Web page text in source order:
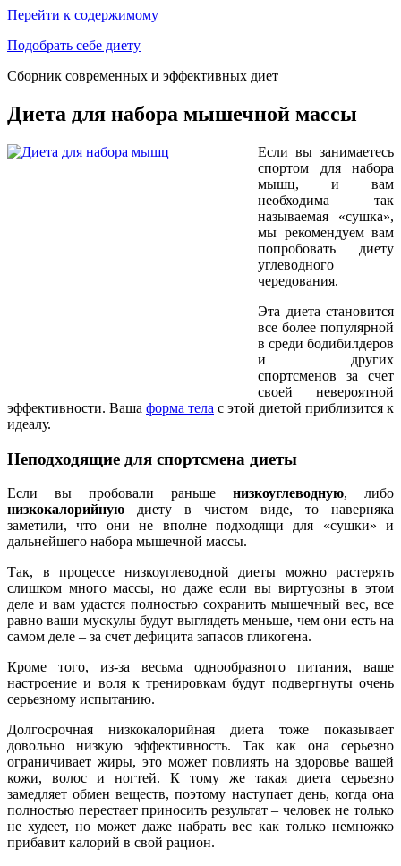
Перейти к содержимому
Подобрать себе диету
Сборник современных и эффективных диет
Диета для набора мышечной массы
Если вы занимаетесь
спортом для набора
мышц, и вам
необходима так
называемая «сушка»,
мы рекомендуем вам
попробовать диету
углеводного
чередования.
Эта диета становится
все более популярной
в среди бодибилдеров
и других
спортсменов за счет
своей невероятной
эффективности. Ваша форма тела с этой диетой приблизится к
идеалу.
Неподходящие для спортсмена диеты
Если вы пробовали раньше низкоуглеводную, либо
низкокалорийную диету в чистом виде, то наверняка
заметили, что они не вполне подходящи для «сушки» и
дальнейшего набора мышечной массы.
Так, в процессе низкоуглеводной диеты можно растерять
слишком много массы, но даже если вы виртуозны в этом
деле и вам удастся полностью сохранить мышечный вес, все
равно ваши мускулы будут выглядеть меньше, чем они есть на
самом деле – за счет дефицита запасов гликогена.
Кроме того, из-за весьма однообразного питания, ваше
настроение и воля к тренировкам будут подвергнуты очень
серьезному испытанию.
Долгосрочная низкокалорийная диета тоже показывает
довольно низкую эффективность. Так как она серьезно
ограничивает жиры, это может повлиять на здоровье вашей
кожи, волос и ногтей. К тому же такая диета серьезно
замедляет обмен веществ, поэтому наступает день, когда она
полностью перестает приносить результат – человек не только
не худеет, но может даже набрать вес как только немножко
прибавит калорий в свой рацион.